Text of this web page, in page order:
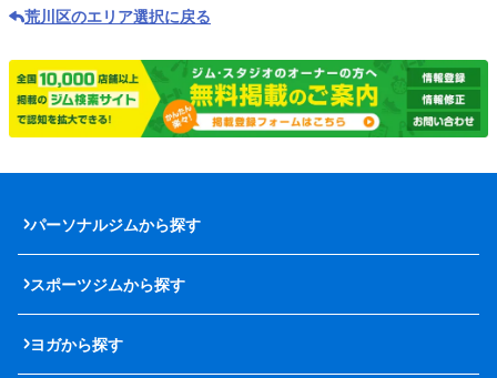
荒川区のエリア選択に戻る
パーソナルジムから探す
スポーツジムから探す
ヨガから探す